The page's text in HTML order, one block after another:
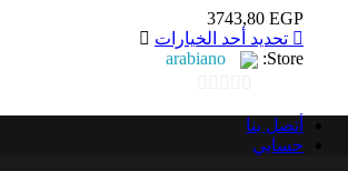
3743,80 EGP
تحديد أحد الخيارات
المختلفة
Store:
arabiano
أتصل بنا
حسابي